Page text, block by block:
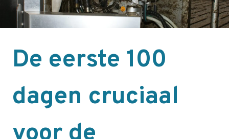
De eerste 100
dagen cruciaal